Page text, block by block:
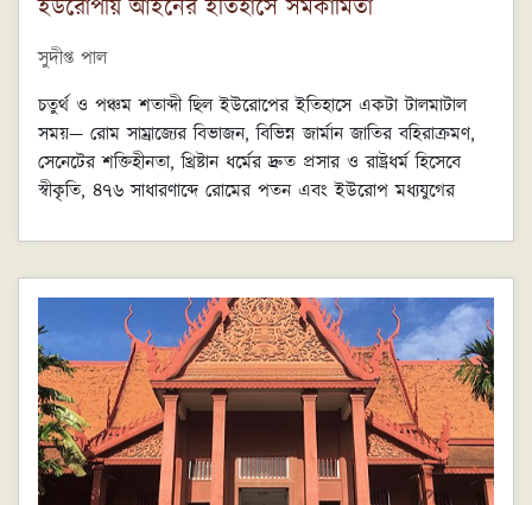
ইউরোপীয় আইনের ইতিহাসে সমকামিতা
সুদীপ্ত পাল
চতুর্থ ও পঞ্চম শতাব্দী ছিল ইউরোপের ইতিহাসে একটা টালমাটাল
সময়— রোম সাম্রাজ্যের বিভাজন, বিভিন্ন জার্মান জাতির বহিরাক্রমণ,
সেনেটের শক্তিহীনতা, খ্রিষ্টান ধর্মের দ্রুত প্রসার ও রাষ্ট্রধর্ম হিসেবে
স্বীকৃতি, ৪৭৬ সাধারণাব্দে রোমের পতন এবং ইউরোপ মধ্যযুগের
শেষদিক অবধি সময়কাল অন্ধকার যুগ হিসেবে পরিচিত। এই সময়ে
দ্রুত বি-নগরায়ন হয়, রোমান আইনব্যবস্থাও ভেঙে পড়ে। ষষ্ঠ শতাব্দীর
প্রথমার্ধে রোমের রাজকীয় আদালত এবং সপ্তম শতাব্দীর শুরুতে
রোমান সেনেট বিলুপ্ত হয়।